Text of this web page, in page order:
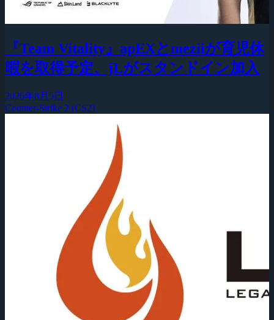
『Team Vitality』apEXとmeziiが育児休
暇を取得予定、jLがスタンドイン加入
2026年8月5日
Counter-Strike 2 (CS2)